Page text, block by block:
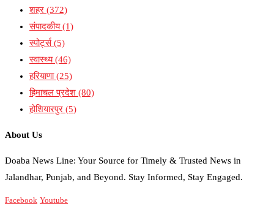
शहर (372)
संपादकीय(1)
स्पोर्ट्स(5)
स्वास्थ्य(46)
हरियाणा(25)
हिमाचल प्रदेश (80)
होशियारपुर (5)
About Us
Doaba News Line: Your Source for Timely & Trusted News in
Jalandhar, Punjab, and Beyond. Stay Informed, Stay Engaged.
Facebook Youtube